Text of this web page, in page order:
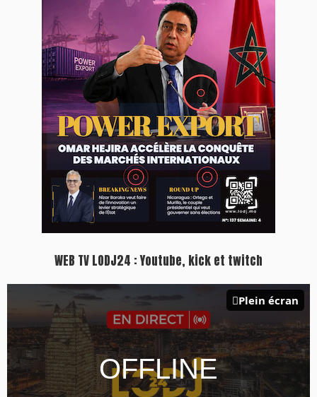
Inscription à la newsletter
Plus d'informations sur cette page :
PRESS +
LES PLUS RÉCENTS CLASSEURS
7 days santé & conso du 31-07-2026